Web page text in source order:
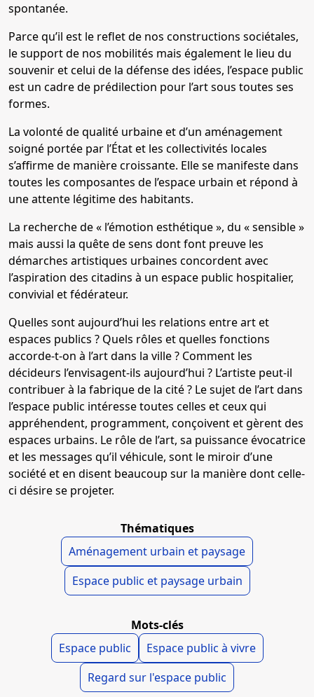
spontanée.
Parce qu’il est le reflet de nos constructions sociétales,
le support de nos mobilités mais également le lieu du
souvenir et celui de la défense des idées, l’espace public
est un cadre de prédilection pour l’art sous toutes ses
formes.
La volonté de qualité urbaine et d’un aménagement
soigné portée par l’État et les collectivités locales
s’affirme de manière croissante. Elle se manifeste dans
toutes les composantes de l’espace urbain et répond à
une attente légitime des habitants.
La recherche de « l’émotion esthétique », du « sensible »
mais aussi la quête de sens dont font preuve les
démarches artistiques urbaines concordent avec
l’aspiration des citadins à un espace public hospitalier,
convivial et fédérateur.
Quelles sont aujourd’hui les relations entre art et
espaces publics ? Quels rôles et quelles fonctions
accorde-t-on à l’art dans la ville ? Comment les
décideurs l’envisagent-ils aujourd’hui ? L’artiste peut-il
contribuer à la fabrique de la cité ? Le sujet de l’art dans
l’espace public intéresse toutes celles et ceux qui
appréhendent, programment, conçoivent et gèrent des
espaces urbains. Le rôle de l’art, sa puissance évocatrice
et les messages qu’il véhicule, sont le miroir d’une
société et en disent beaucoup sur la manière dont celle-
ci désire se projeter.
Thématiques
Aménagement urbain et paysage
Espace public et paysage urbain
Mots-clés
Espace public
Espace public à vivre
Regard sur l'espace public